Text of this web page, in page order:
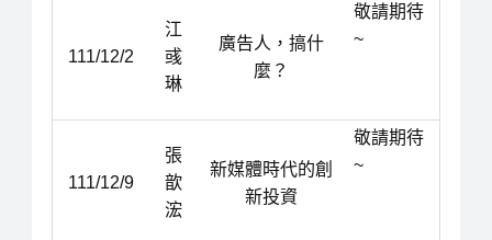
111/12/2
江
彧
琳
廣告人，搞什
麼？
敬請期待
~
111/12/9
張
歆
浤
新媒體時代的創
新投資
敬請期待
~